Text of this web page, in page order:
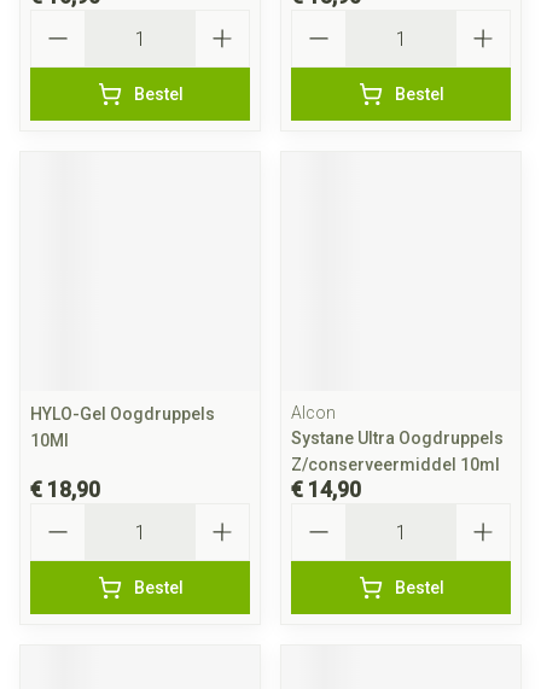
Bestel Bestel
HYLO-Gel Oogdruppels
10Ml
€ 18,90
Bestel
Alcon
Systane Ultra Oogdruppels
Z/conserveermiddel 10ml
€ 14,90
Bestel